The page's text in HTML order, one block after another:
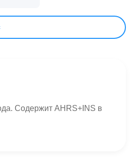
Содержит AHRS+INS в